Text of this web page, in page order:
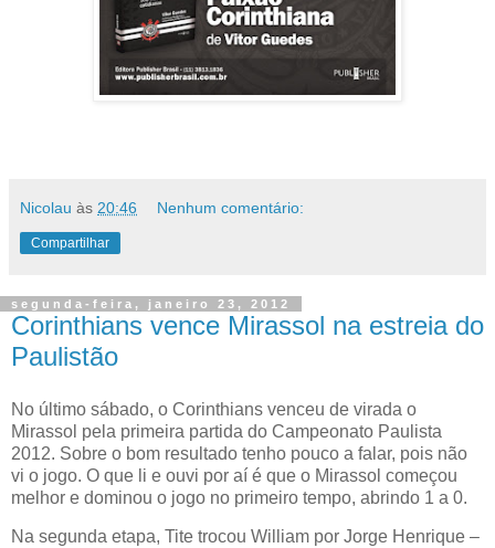
Nicolau às 20:46 Nenhum comentário:
Compartilhar
segunda-feira, janeiro 23, 2012
Corinthians vence Mirassol na estreia do
Paulistão
No último sábado, o Corinthians venceu de virada o
Mirassol pela primeira partida do Campeonato Paulista
2012. Sobre o bom resultado tenho pouco a falar, pois não
vi o jogo. O que li e ouvi por aí é que o Mirassol começou
melhor e dominou o jogo no primeiro tempo, abrindo 1 a 0.
Na segunda etapa, Tite trocou William por Jorge Henrique –